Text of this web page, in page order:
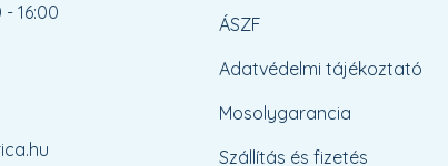
16:00
ÁSZF
Adatvédelmi tájékoztató
Mosolygarancia
Szállítás és fizetés